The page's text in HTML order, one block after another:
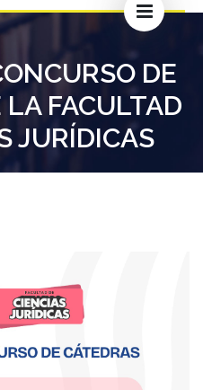
DE
FACULTAD
JURÍDICAS